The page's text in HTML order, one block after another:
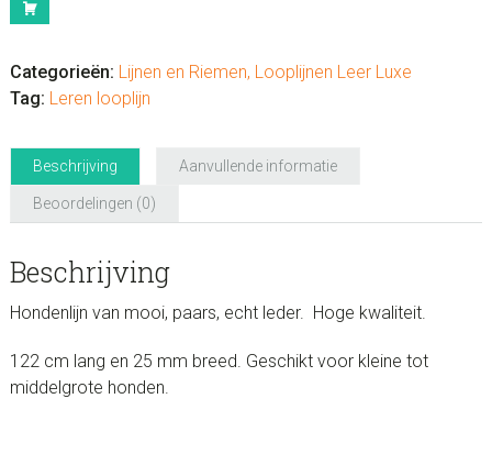
Bone
Categorieën: Lijnen en Riemen, Looplijnen Leer Luxe
Tag: Leren looplijn
Beschrijving Aanvullende informatie
Beoordelingen (0)
Beschrijving
Hondenlijn van mooi, paars, echt leder. Hoge kwaliteit.
122 cm lang en 25 mm breed. Geschikt voor kleine tot
middelgrote honden.